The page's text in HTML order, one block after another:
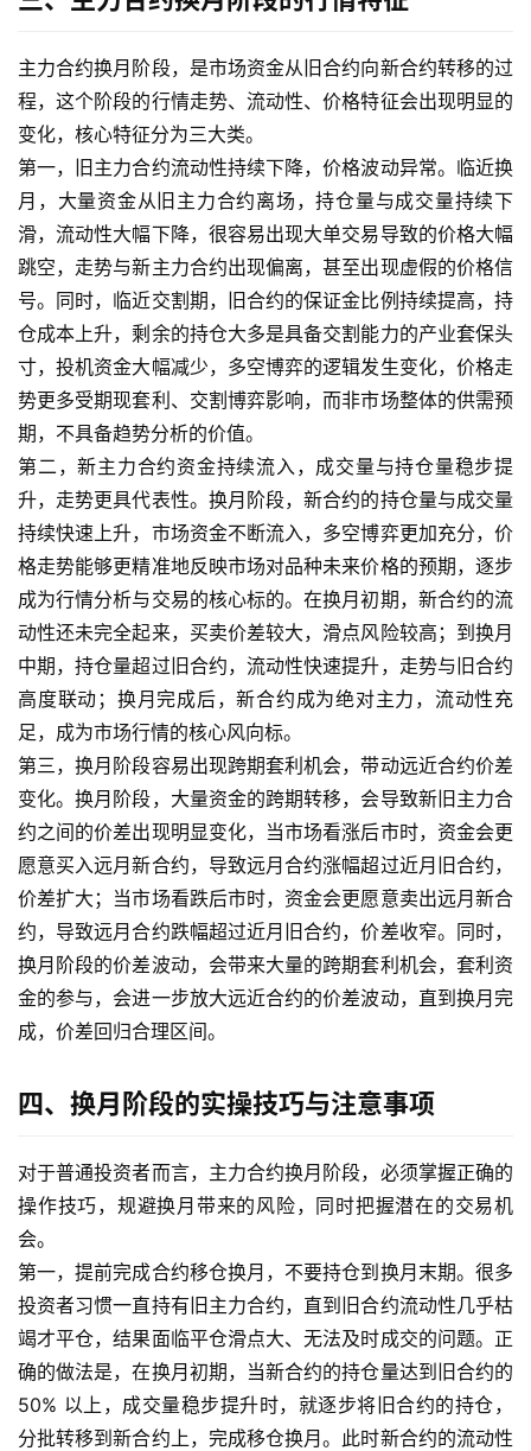
期
货
开
户
白
银
期
货
纳
指
期
货
股
指
期
货
黄
期
货
主力合约换月阶段，是市场资金从旧合约向新合约转移的过
程，这个阶段的行情走势、流动性、价格特征会出现明显的
变化，核心特征分为三大类。
第一，旧主力合约流动性持续下降，价格波动异常。临近换
月，大量资金从旧主力合约离场，持仓量与成交量持续下
滑，流动性大幅下降，很容易出现大单交易导致的价格大幅
跳空，走势与新主力合约出现偏离，甚至出现虚假的价格信
号。同时，临近交割期，旧合约的保证金比例持续提高，持
仓成本上升，剩余的持仓大多是具备交割能力的产业套保头
寸，投机资金大幅减少，多空博弈的逻辑发生变化，价格走
势更多受期现套利、交割博弈影响，而非市场整体的供需预
期，不具备趋势分析的价值。
第二，新主力合约资金持续流入，成交量与持仓量稳步提
升，走势更具代表性。换月阶段，新合约的持仓量与成交量
持续快速上升，市场资金不断流入，多空博弈更加充分，价
格走势能够更精准地反映市场对品种未来价格的预期，逐步
成为行情分析与交易的核心标的。在换月初期，新合约的流
动性还未完全起来，买卖价差较大，滑点风险较高；到换月
中期，持仓量超过旧合约，流动性快速提升，走势与旧合约
高度联动；换月完成后，新合约成为绝对主力，流动性充
足，成为市场行情的核心风向标。
第三，换月阶段容易出现跨期套利机会，带动远近合约价差
变化。换月阶段，大量资金的跨期转移，会导致新旧主力合
约之间的价差出现明显变化，当市场看涨后市时，资金会更
愿意买入远月新合约，导致远月合约涨幅超过近月旧合约，
价差扩大；当市场看跌后市时，资金会更愿意卖出远月新合
约，导致远月合约跌幅超过近月旧合约，价差收窄。同时，
换月阶段的价差波动，会带来大量的跨期套利机会，套利资
金的参与，会进一步放大远近合约的价差波动，直到换月完
成，价差回归合理区间。
四、换月阶段的实操技巧与注意事项
对于普通投资者而言，主力合约换月阶段，必须掌握正确的
操作技巧，规避换月带来的风险，同时把握潜在的交易机
会。
第一，提前完成合约移仓换月，不要持仓到换月末期。很多
投资者习惯一直持有旧主力合约，直到旧合约流动性几乎枯
竭才平仓，结果面临平仓滑点大、无法及时成交的问题。正
确的做法是，在换月初期，当新合约的持仓量达到旧合约的
50% 以上，成交量稳步提升时，就逐步将旧合约的持仓，
分批转移到新合约上，完成移仓换月。此时新合约的流动性